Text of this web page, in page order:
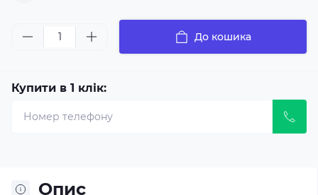
До кошика
Купити в 1 клік:
Опис